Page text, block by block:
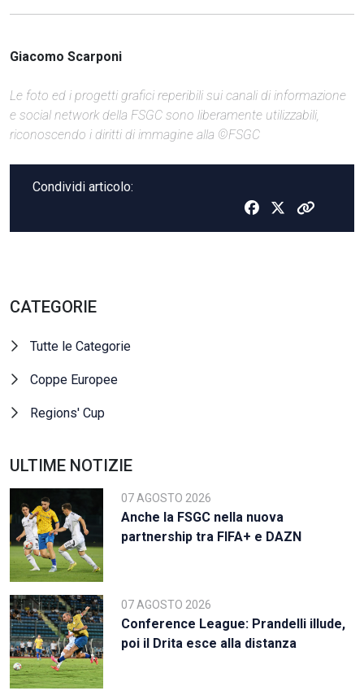
Giacomo Scarponi
Le foto ed i progetti grafici reperibili sui canali di informazione
e social network della FSGC sono liberamente utilizzabili,
riconoscendo i diritti di immagine alla ©FSGC
Condividi articolo:
CATEGORIE
Tutte le Categorie
Coppe Europee
Regions' Cup
ULTIME NOTIZIE
07 AGOSTO 2026
Anche la FSGC nella nuova
partnership tra FIFA+ e DAZN
07 AGOSTO 2026
Conference League: Prandelli illude,
poi il Drita esce alla distanza